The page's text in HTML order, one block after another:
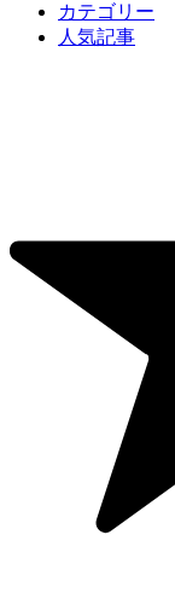
カテゴリー
人気記事